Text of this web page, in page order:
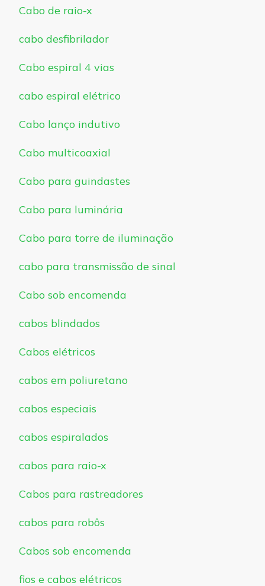
Cabo de raio-x
cabo desfibrilador
Cabo espiral 4 vias
cabo espiral elétrico
Cabo lanço indutivo
Cabo multicoaxial
Cabo para guindastes
Cabo para luminária
Cabo para torre de iluminação
cabo para transmissão de sinal
Cabo sob encomenda
cabos blindados
Cabos elétricos
cabos em poliuretano
cabos especiais
cabos espiralados
cabos para raio-x
Cabos para rastreadores
cabos para robôs
Cabos sob encomenda
fios e cabos elétricos